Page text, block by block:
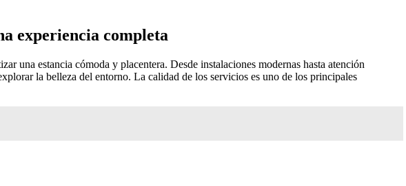
experiencia completa
una estancia cómoda y placentera. Desde instalaciones modernas hasta atención
la belleza del entorno. La calidad de los servicios es uno de los principales